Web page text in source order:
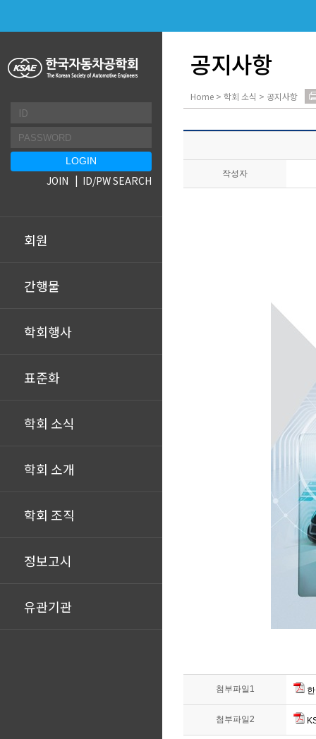
회원
간행물
학회행사
표준화
학회 소식
학회 소개
학회 조직
정보고시
유관기관
JOIN ID/PW SEARCH
공지사항
Home > 학회 소식 > 공지사항
작성자
첨부파일1
첨부파일2